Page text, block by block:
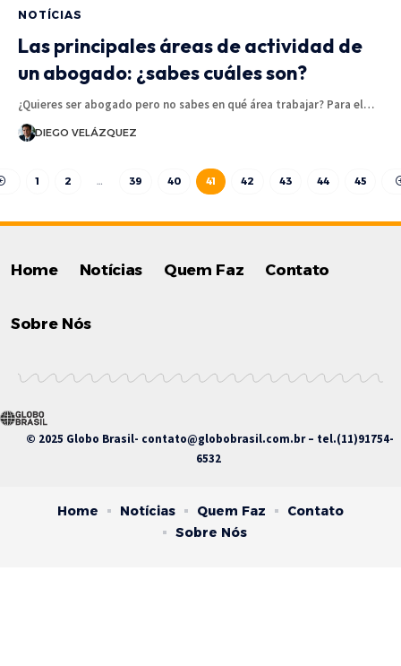
NOTÍCIAS
Las principales áreas de actividad de
un abogado: ¿sabes cuáles son?
¿Quieres ser abogado pero no sabes en qué área trabajar? Para el…
DIEGO VELÁZQUEZ
1 2 … 39 40 41 42 43 44 45
Home Notícias Quem Faz Contato
Sobre Nós
© 2025 Globo Brasil- contato@globobrasil.com.br– tel.(11)91754-
6532
Home Notícias Quem Faz
Contato
Sobre Nós